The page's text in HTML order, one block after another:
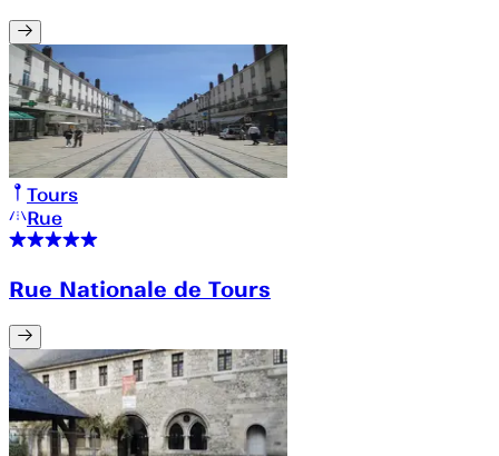
Tours
Rue
Rue Nationale de Tours